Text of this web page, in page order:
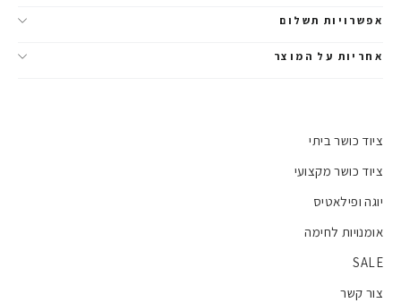
אפשרויות תשלום
אחריות על המוצר
ציוד כושר ביתי
ציוד כושר מקצועי
יוגה ופילאטיס
אומנויות לחימה
SALE
צור קשר